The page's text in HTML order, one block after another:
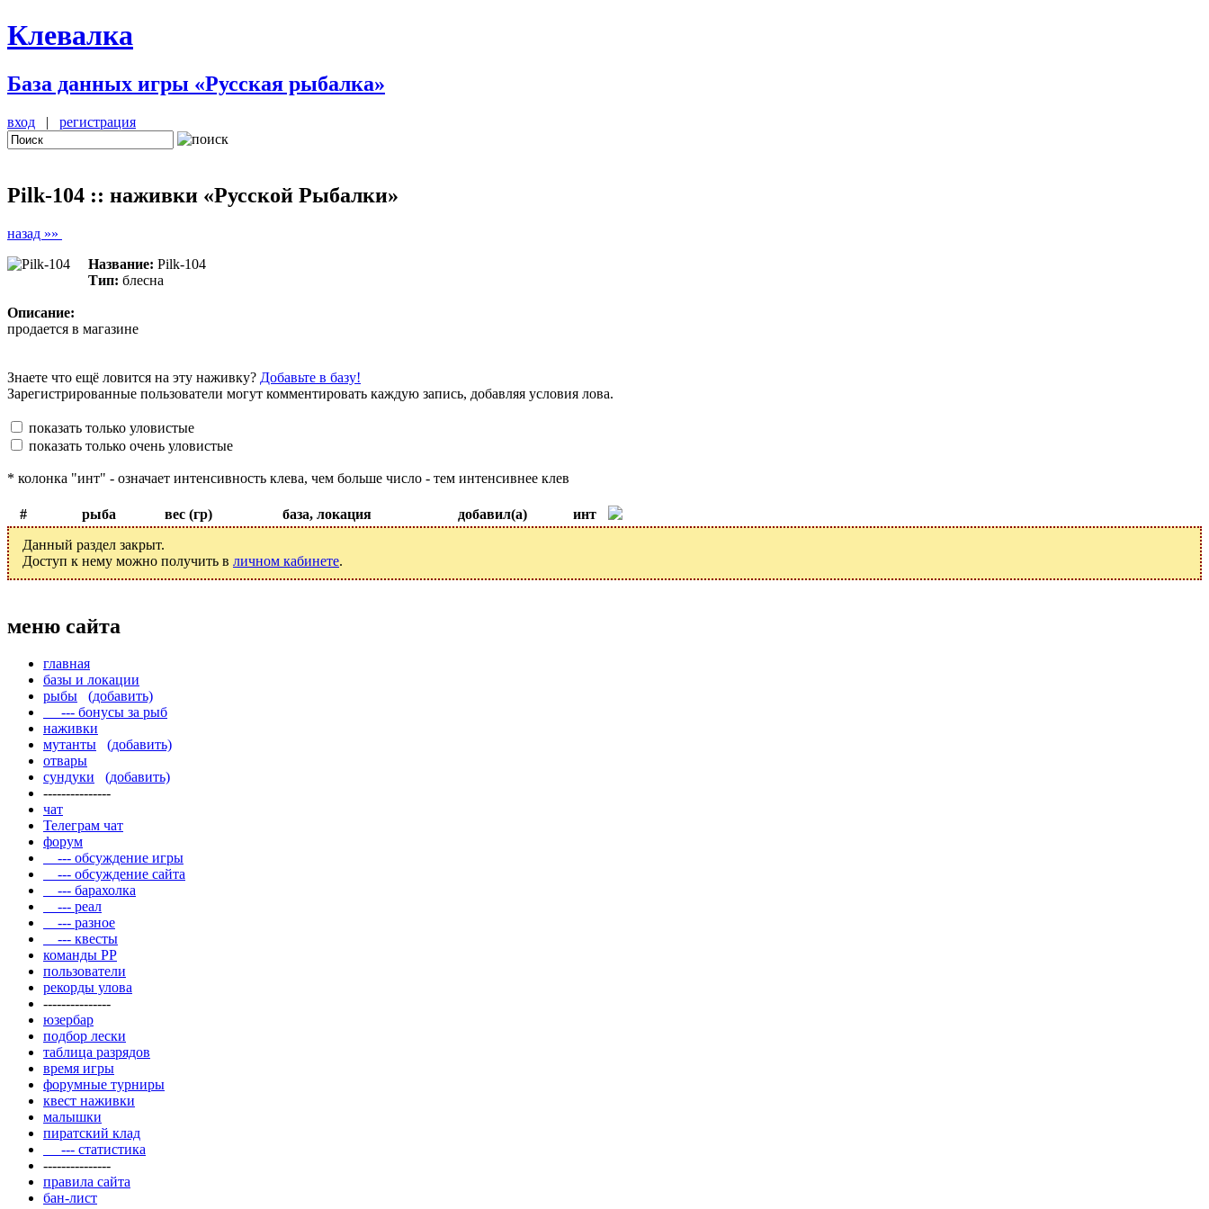
Клевалка
База данных игры «Русская рыбалка»
вход | регистрация
Pilk-104 :: наживки «Русской Рыбалки»
назад »»
Название: Pilk-104
Тип: блесна
Описание:
продается в магазине
Знаете что ещё ловится на эту наживку? Добавьте в базу!
Зарегистрированные пользователи могут комментировать каждую запись, добавляя условия лова.
показать только уловистые
показать только очень уловистые
* колонка "инт" - означает интенсивность клева, чем больше число - тем интенсивнее клев
# рыба вес (гр) база, локация добавил(а)
инт
Данный раздел закрыт.
Доступ к нему можно получить в личном кабинете.
меню сайта
главная
базы и локации
рыбы
(добавить)
--- бонусы за рыб
наживки
мутанты
(добавить)
отвары
сундуки
(добавить)
---------------
чат
Телеграм чат
форум
--- обсуждение игры
--- обсуждение сайта
--- барахолка
--- реал
--- разное
--- квесты
команды РР
пользователи
рекорды улова
---------------
юзербар
подбор лески
таблица разрядов
время игры
форумные турниры
квест наживки
малышки
пиратский клад
--- статистика
---------------
правила сайта
бан-лист